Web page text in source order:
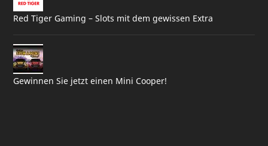
Red Tiger Gaming – Slots mit dem gewissen Extra
Gewinnen Sie jetzt einen Mini Cooper!